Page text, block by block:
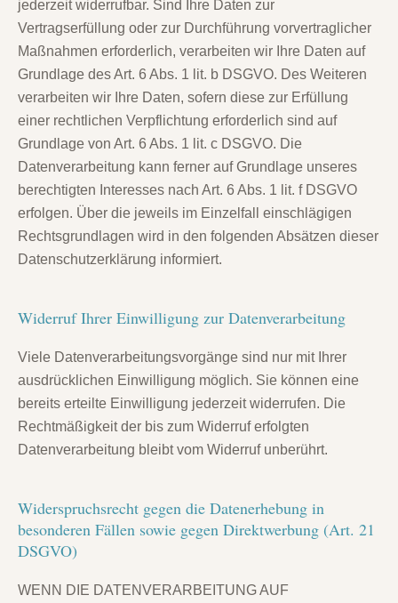
jederzeit widerrufbar. Sind Ihre Daten zur
Vertragserfüllung oder zur Durchführung vorvertraglicher
Maßnahmen erforderlich, verarbeiten wir Ihre Daten auf
Grundlage des Art. 6 Abs. 1 lit. b DSGVO. Des Weiteren
verarbeiten wir Ihre Daten, sofern diese zur Erfüllung
einer rechtlichen Verpflichtung erforderlich sind auf
Grundlage von Art. 6 Abs. 1 lit. c DSGVO. Die
Datenverarbeitung kann ferner auf Grundlage unseres
berechtigten Interesses nach Art. 6 Abs. 1 lit. f DSGVO
erfolgen. Über die jeweils im Einzelfall einschlägigen
Rechtsgrundlagen wird in den folgenden Absätzen dieser
Datenschutzerklärung informiert.
Widerruf Ihrer Einwilligung zur Datenverarbeitung
Viele Datenverarbeitungsvorgänge sind nur mit Ihrer
ausdrücklichen Einwilligung möglich. Sie können eine
bereits erteilte Einwilligung jederzeit widerrufen. Die
Rechtmäßigkeit der bis zum Widerruf erfolgten
Datenverarbeitung bleibt vom Widerruf unberührt.
Widerspruchsrecht gegen die Datenerhebung in
besonderen Fällen sowie gegen Direktwerbung (Art. 21
DSGVO)
WENN DIE DATENVERARBEITUNG AUF